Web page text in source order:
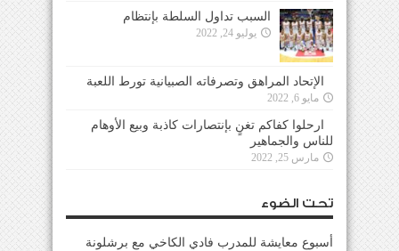
السبب تداول السلطة بإنتظام
يوليو 24, 2022
الإتحاد المراهق وتصرفاته الصبيانية تورط اللعبة
مايو 6, 2022
ارحلوا كفاكم تغنٍ بإنتصارات كاذبة وبيع الأوهام
للناس والجماهير
مارس 25, 2022
تحت الضوء
أسبوع معايشة للمدرب فادي الكاخي مع برشلونة